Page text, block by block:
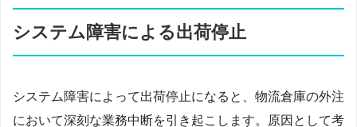
システム障害による出荷停止
システム障害によって出荷停止になると、物流倉庫の外注
において深刻な業務中断を引き起こします。原因として考